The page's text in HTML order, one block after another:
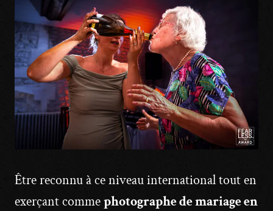
Être reconnu à ce niveau international tout en
exerçant commephotographe de mariage en